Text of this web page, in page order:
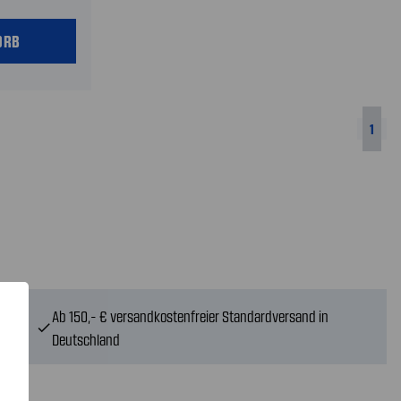
1
check
Ab 150,- € versandkostenfreier Standardversand in
Deutschland